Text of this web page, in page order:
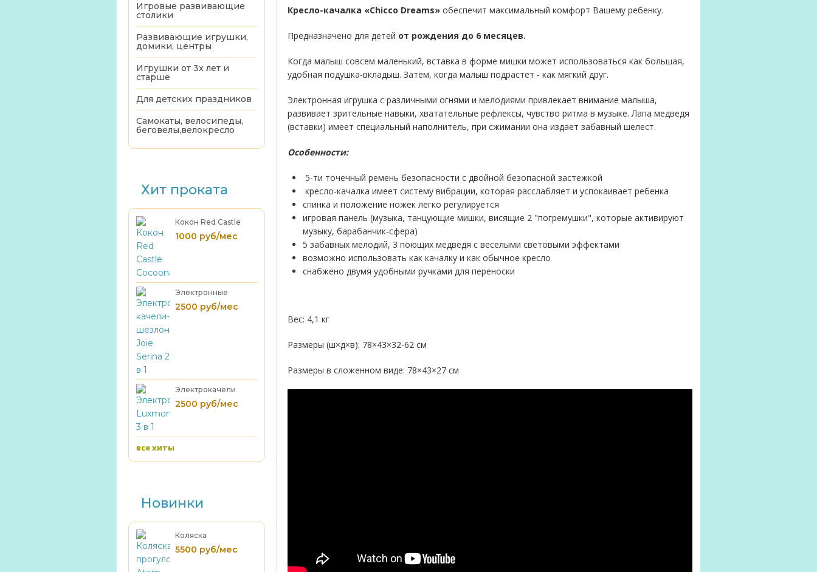
Игровые развивающие
столики
Развивающие игрушки,
домики, центры
Игрушки от 3х лет и
старше
Для детских праздников
Самокаты, велосипеды,
беговелы,велокресло
Хит проката
Кокон Red Castle
Cocoonababy
1000 руб/мес
Электронные
качели-шезлонг
2500 руб/мес
Электрокачели
Luxmom 3 в 1
2500 руб/мес
все хиты
Новинки
Коляска
прогулочная Atom
5500 руб/мес
Кресло-качалка «Chicco Dreams» обеспечит максимальный комфорт Вашему ребенку.
Предназначено для детей от рождения до 6 месяцев.
Когда малыш совсем маленький, вставка в форме мишки может использоваться как большая,
удобная подушка-вкладыш. Затем, когда малыш подрастет - как мягкий друг.
Электронная игрушка с различными огнями и мелодиями привлекает внимание малыша,
развивает зрительные навыки, хватательные рефлексы, чувство ритма в музыке. Лапа медведя
(вставки) имеет специальный наполнитель, при сжимании она издает забавный шелест.
Особенности:
5-ти точечный ремень безопасности с двойной безопасной застежкой
кресло-качалка имеет систему вибрации, которая расслабляет и успокаивает ребенка
спинка и положение ножек легко регулируется
игровая панель (музыка, танцующие мишки, висящие 2 "погремушки", которые активируют
музыку, барабанчик-сфера)
5 забавных мелодий, 3 поющих медведя с веселыми световыми эффектами
возможно использовать как качалку и как обычное кресло
снабжено двумя удобными ручками для переноски
Вес: 4,1 кг
Размеры (ш×д×в): 78×43×32-62 см
Размеры в сложенном виде: 78×43×27 см